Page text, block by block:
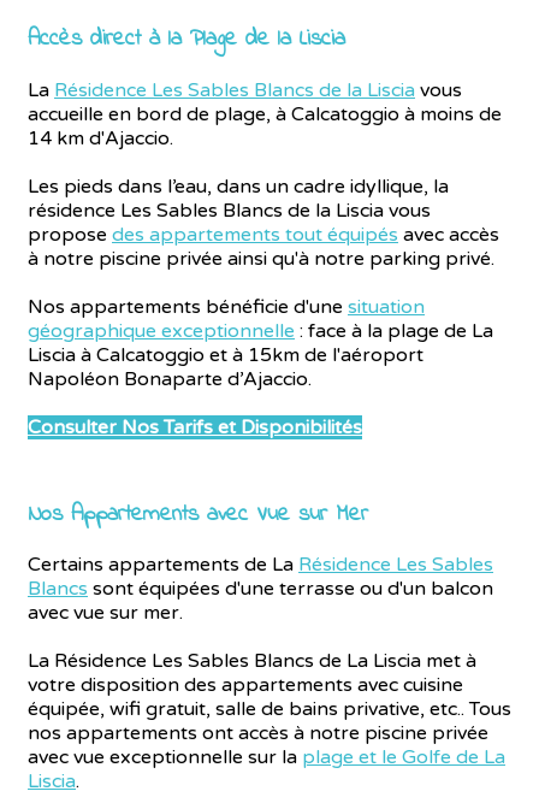
Accès direct à la Plage de la Liscia
La Résidence Les Sables Blancs de la Liscia vous
accueille en bord de plage, à Calcatoggio à moins de
14 km d'Ajaccio.
Les pieds dans l’eau, dans un cadre idyllique, la
résidence Les Sables Blancs de la Liscia vous
propose des appartements tout équipés avec accès
à notre piscine privée ainsi qu'à notre parking privé.
Nos appartements bénéficie d'une situation
géographique exceptionnelle : face à la plage de La
Liscia à Calcatoggio et à 15km de l'aéroport
Napoléon Bonaparte d’Ajaccio.
Consulter Nos Tarifs et Disponibilités
Nos Appartements avec Vue sur Mer
Certains appartements de La Résidence Les Sables
Blancs sont équipées d'une terrasse ou d'un balcon
avec vue sur mer.
La Résidence Les Sables Blancs de La Liscia met à
votre disposition des appartements avec cuisine
équipée, wifi gratuit, salle de bains privative, etc.. Tous
nos appartements ont accès à notre piscine privée
avec vue exceptionnelle sur la plage et le Golfe de La
Liscia.